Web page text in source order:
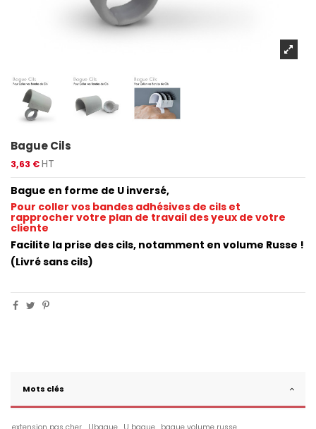
Bague Cils
3,63 €HT
Bague en forme de U inversé,
Pour coller vos bandes adhésives de cils et
rapprocher votre plan de travail des yeux de votre
cliente
Facilite la prise des cils, notamment en volume Russe !
(Livré sans cils)
Mots clés